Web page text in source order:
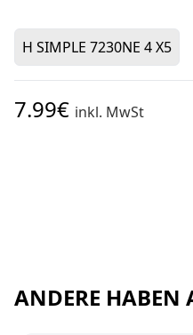
H SIMPLE 7230NE 4 X5
7.99€ inkl. MwSt
ANDERE HABEN